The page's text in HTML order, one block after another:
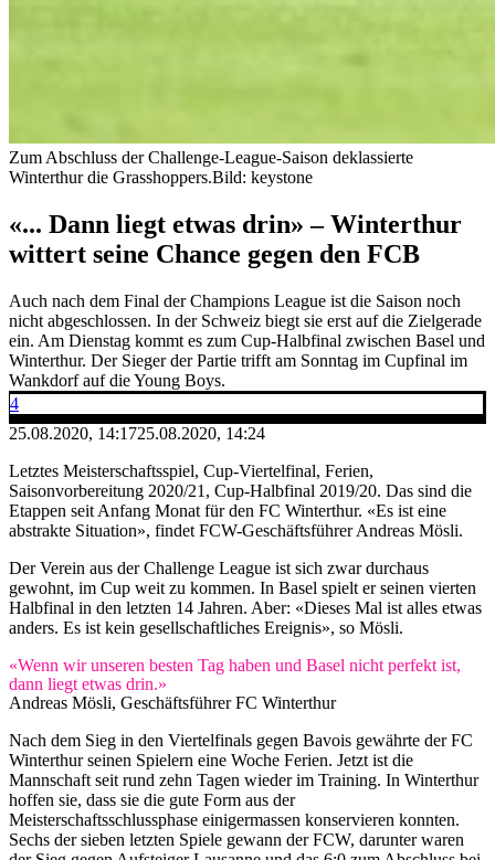
Zum Abschluss der Challenge-League-Saison deklassierte
Winterthur die Grasshoppers.Bild: keystone
«... Dann liegt etwas drin» – Winterthur
wittert seine Chance gegen den FCB
Auch nach dem Final der Champions League ist die Saison noch
nicht abgeschlossen. In der Schweiz biegt sie erst auf die Zielgerade
ein. Am Dienstag kommt es zum Cup-Halbfinal zwischen Basel und
Winterthur. Der Sieger der Partie trifft am Sonntag im Cupfinal im
Wankdorf auf die Young Boys.
4
25.08.2020, 14:1725.08.2020, 14:24
Letztes Meisterschaftsspiel, Cup-Viertelfinal, Ferien,
Saisonvorbereitung 2020/21, Cup-Halbfinal 2019/20. Das sind die
Etappen seit Anfang Monat für den FC Winterthur. «Es ist eine
abstrakte Situation», findet FCW-Geschäftsführer Andreas Mösli.
Der Verein aus der Challenge League ist sich zwar durchaus
gewohnt, im Cup weit zu kommen. In Basel spielt er seinen vierten
Halbfinal in den letzten 14 Jahren. Aber: «Dieses Mal ist alles etwas
anders. Es ist kein gesellschaftliches Ereignis», so Mösli.
«Wenn wir unseren besten Tag haben und Basel nicht perfekt ist,
dann liegt etwas drin.»
Andreas Mösli, Geschäftsführer FC Winterthur
Nach dem Sieg in den Viertelfinals gegen Bavois gewährte der FC
Winterthur seinen Spielern eine Woche Ferien. Jetzt ist die
Mannschaft seit rund zehn Tagen wieder im Training. In Winterthur
hoffen sie, dass sie die gute Form aus der
Meisterschaftsschlussphase einigermassen konservieren konnten.
Sechs der sieben letzten Spiele gewann der FCW, darunter waren